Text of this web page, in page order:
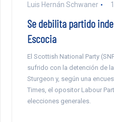
Luis Hernán Schwaner
Se debilita partido
Escocia
El Scottish National Party
sufrido con la detención de
Sturgeon y, según una
Times, el opositor Labour
elecciones generales.